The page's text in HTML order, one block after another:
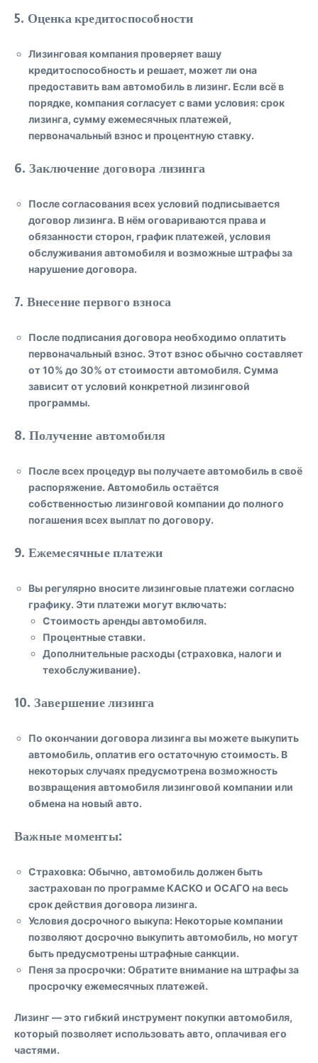
5. Оценка кредитоспособности
Лизинговая компания проверяет вашу
кредитоспособность и решает, может ли она
предоставить вам автомобиль в лизинг. Если всё в
порядке, компания согласует с вами условия: срок
лизинга, сумму ежемесячных платежей,
первоначальный взнос и процентную ставку.
6. Заключение договора лизинга
После согласования всех условий подписывается
договор лизинга. В нём оговариваются права и
обязанности сторон, график платежей, условия
обслуживания автомобиля и возможные штрафы за
нарушение договора.
7. Внесение первого взноса
После подписания договора необходимо оплатить
первоначальный взнос. Этот взнос обычно составляет
от10% до 30% от стоимости автомобиля. Сумма
зависит от условий конкретной лизинговой
программы.
8. Получение автомобиля
После всех процедур вы получаете автомобиль в своё
распоряжение. Автомобиль остаётся
собственностью лизинговой компании до полного
погашения всех выплат по договору.
9. Ежемесячные платежи
Вы регулярно вносите лизинговые платежи согласно
графику. Эти платежи могут включать:
Стоимость аренды автомобиля.
Процентные ставки.
Дополнительные расходы (страховка, налоги и
техобслуживание).
10. Завершение лизинга
По окончании договора лизинга вы можете выкупить
автомобиль, оплатив его остаточную стоимость. В
некоторых случаях предусмотрена возможность
возвращения автомобиля лизинговой компании или
обмена на новый авто.
Важные моменты:
Страховка: Обычно, автомобиль должен быть
застрахован по программе КАСКО и ОСАГО на весь
срок действия договора лизинга.
Условия досрочного выкупа: Некоторые компании
позволяют досрочно выкупить автомобиль, но могут
быть предусмотрены штрафные санкции.
Пеня за просрочки: Обратите внимание на штрафы за
просрочку ежемесячных платежей.
Лизинг — это гибкий инструмент покупки автомобиля,
который позволяет использовать авто, оплачивая его
частями.